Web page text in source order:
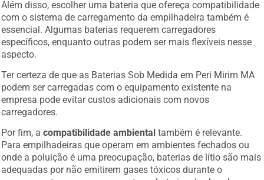
Além disso, escolher uma bateria que ofereça compatibilidade
com o sistema de carregamento da empilhadeira também é
essencial. Algumas baterias requerem carregadores
específicos, enquanto outras podem ser mais flexíveis nesse
aspecto.
Ter certeza de que as Baterias Sob Medida em Peri Mirim MA
podem ser carregadas com o equipamento existente na
empresa pode evitar custos adicionais com novos
carregadores.
Por fim, acompatibilidade ambiental também é relevante.
Para empilhadeiras que operam em ambientes fechados ou
onde a poluição é uma preocupação, baterias de lítio são mais
adequadas por não emitirem gases tóxicos durante o